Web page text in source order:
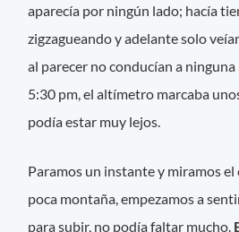
aparecía por ningún lado; hacía
zigzagueando y adelante solo
al parecer no conducían a ninguna
5:30 pm, el altímetro marcaba
podía estar muy lejos.
Paramos un instante y miramos el
poca montaña, empezamos a
para subir, no podía faltar mucho.